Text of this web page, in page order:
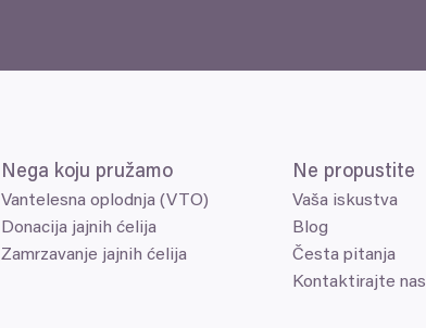
Nega koju pružamo
Vantelesna oplodnja (VTO)
Donacija jajnih ćelija
Zamrzavanje jajnih ćelija
Ne propustite
Vaša iskustva
Blog
Česta pitanja
Kontaktirajte nas